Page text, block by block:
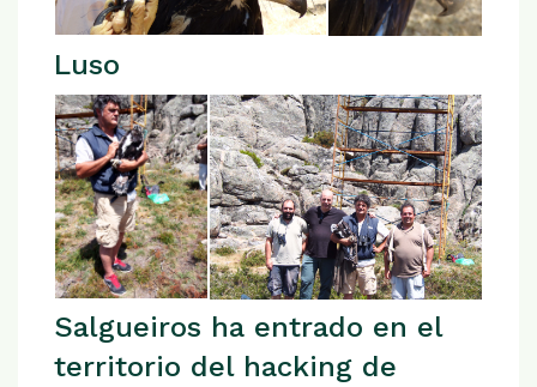
Luso
Salgueiros ha entrado en el
territorio del hacking de